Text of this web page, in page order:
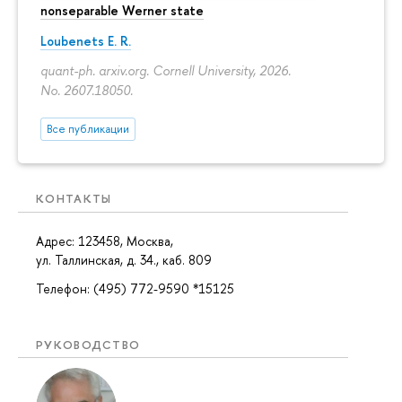
nonseparable Werner state
Loubenets E. R.
quant-ph. arxiv.org. Cornell University, 2026.
No. 2607.18050.
Все публикации
КОНТАКТЫ
Адрес: 123458, Москва,
ул. Таллинская, д. 34., каб. 809
Телефон: (495) 772-9590 *15125
РУКОВОДСТВО